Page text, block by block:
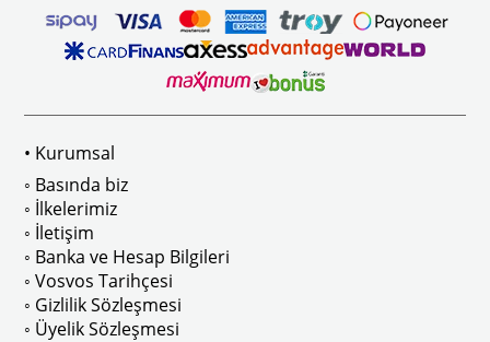
sürüş esnasında doğrudan gelen güneş ışığını keserek görüş
Ghia Modelleri İle Uyumludur
: AC711500 / 80500
VWC Parça No: 4-4126 1960-1967 Yılları Arasındaki T1
1968-1979 Yılları Arasındaki T2
• Kurumsal
◦ Basında biz
◦ İlkelerimiz
◦ İletişim
◦ Banka ve Hesap Bilgileri
◦ Vosvos Tarihçesi
◦ Gizlilik Sözleşmesi
◦ Üyelik Sözleşmesi